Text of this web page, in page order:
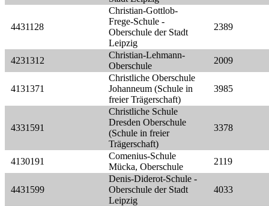
4431128
Christian-Gottlob-
Frege-Schule -
Oberschule der Stadt
Leipzig
2389
4231312
Christian-Lehmann-
Oberschule
2009
4131371
Christliche Oberschule
Johanneum (Schule in
freier Trägerschaft)
3985
4331591
Christliche Schule
Dresden Oberschule
(Schule in freier
Trägerschaft)
3378
4130191
Comenius-Schule
Mücka, Oberschule
2119
4431599
Denis-Diderot-Schule -
Oberschule der Stadt
Leipzig
4033